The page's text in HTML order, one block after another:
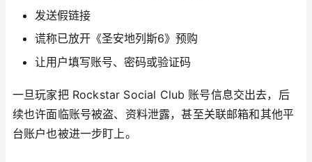
发送假链接
谎称已放开《圣安地列斯6》预购
让用户填写账号、密码或验证码
一旦玩家把 Rockstar Social Club 账号信息交出去，后
续也许面临账号被盗、资料泄露，甚至关联邮箱和其他平
台账户也被进一步盯上。